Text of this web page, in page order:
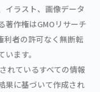
イラスト、画像データ
著作権はGMOリサーチ
利者の許可なく無断転
ます。
れているすべての情報
果に基づいて作成され